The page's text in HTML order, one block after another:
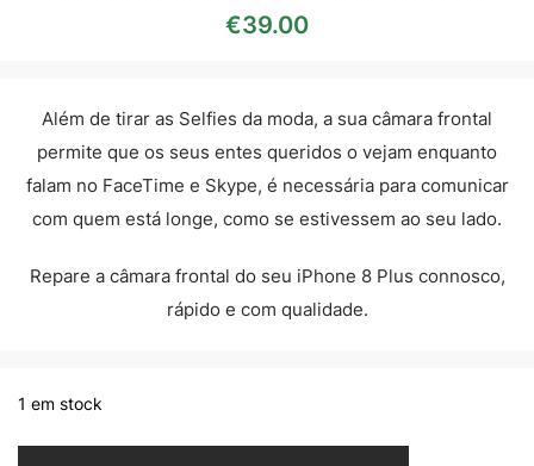
€39.00
Além de tirar as Selfies da moda, a sua câmara frontal
permite que os seus entes queridos o vejam enquanto
falam no FaceTime e Skype, é necessária para comunicar
com quem está longe, como se estivessem ao seu lado.
Repare a câmara frontal do seu iPhone 8 Plus connosco,
rápido e com qualidade.
1 em stock